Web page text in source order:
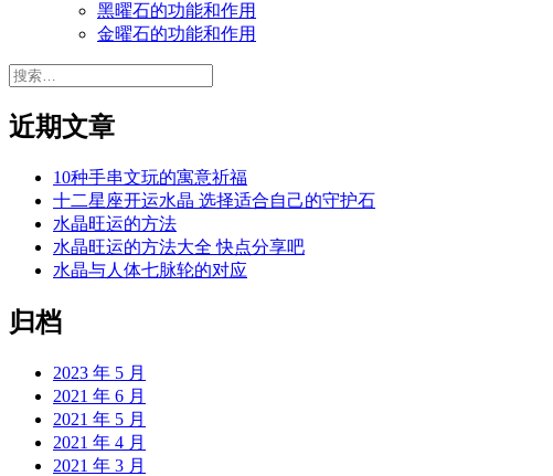
黑曜石的功能和作用
金曜石的功能和作用
搜
近期文章
10种手串文玩的寓意祈福
十二星座开运水晶 选择适合自己的守护石
水晶旺运的方法
水晶旺运的方法大全 快点分享吧
水晶与人体七脉轮的对应
归档
2023 年 5 月
2021 年 6 月
2021 年 5 月
2021 年 4 月
2021 年 3 月